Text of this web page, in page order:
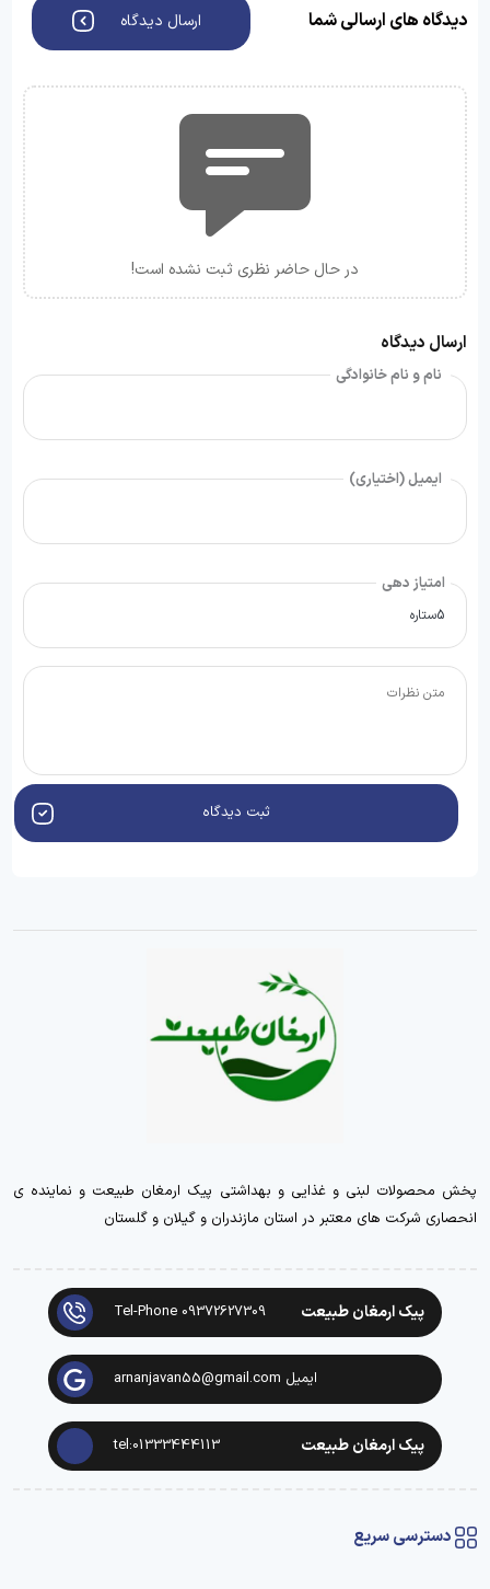
دیدگاه های ارسالی شما ارسال دیدگاه
در حال حاضر نظری ثبت نشده است!
ارسال دیدگاه
نام و نام خانوادگی
ایمیل (اختیاری)
امتیاز دهی
ثبت دیدگاه
پخش محصولات لبنی و غذایی و بهداشتی پیک ارمغان طبیعت و نماینده ی
انحصاری شرکت های معتبر در استان مازندران و گیلان و گلستان
پیک ارمغان طبیعت Tel-Phone 09372627309
ایمیل arnanjavan55@gmail.com
پیک ارمغان طبیعت tel:01333444113
دسترسی سریع